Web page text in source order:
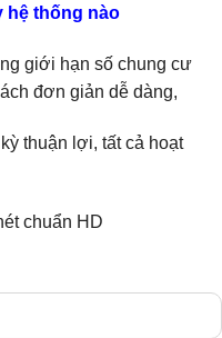
hệ thống nào
giới hạn số chung cư
đơn giản dễ dàng,
thuận lợi, tất cả hoạt
chuẩn HD